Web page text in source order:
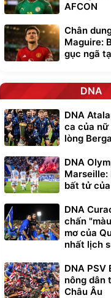
Unmute
Vali Bamozo
Khung Nhôm
9066 Size
20/24/28 Cao Cấp
1.000.000đ
825.000đ
lưng
giúp
trong di
AFCON
Chân
Maguire:
gục ngã
DNA
DNA
ca của
lòng
DNA
Marseille:
bất tử
DNA
chấn
mơ của
nhất lịch
DNA PSV
nông dân
Châu Âu